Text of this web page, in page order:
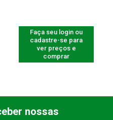
Faça seu login ou
cadastre-se para
ver preços e
comprar
nossas